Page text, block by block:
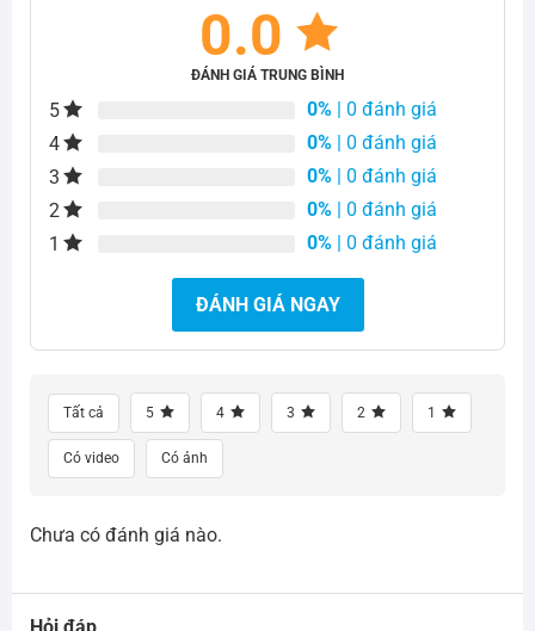
0.0
ĐÁNH GIÁ TRUNG BÌNH
5 0% | 0 đánh giá
4
0% | 0 đánh giá
3
0% | 0 đánh giá
2
0% | 0 đánh giá
1
0% | 0 đánh giá
ĐÁNH GIÁ NGAY
Tất cả 5 4 3 2 1
Có video Có ảnh
Chưa có đánh giá nào.